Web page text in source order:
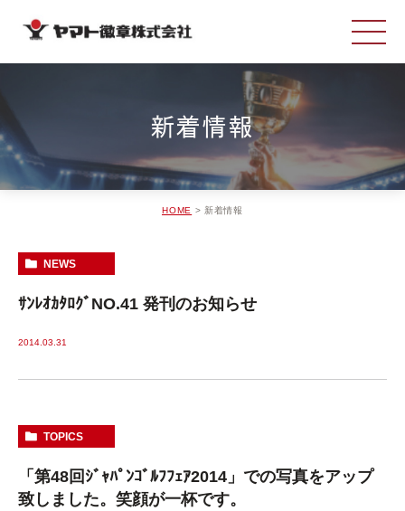
新着情報
HOME 新着情報
NEWS
ｻﾝﾚｵｶﾀﾛｸﾞNO.41 発刊のお知らせ
2014.03.31
TOPICS
「第48回ｼﾞｬﾊﾟﾝｺﾞﾙﾌﾌｪｱ2014」での写真をアップ
致しました。笑顔が一杯です。